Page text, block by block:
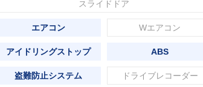
スライドドア
エアコン Wエアコン
アイドリングストップ ABS
盗難防止システム ドライブレコーダー